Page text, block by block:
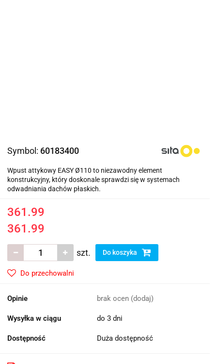
Symbol: 60183400
Wpust attykowy EASY Ø110 to niezawodny element
konstrukcyjny, który doskonale sprawdzi się w systemach
odwadniania dachów płaskich.
361.99
361.99
szt. Do koszyka
Do przechowalni
Opinie brak ocen (dodaj)
Wysyłka w ciągu do 3 dni
Dostępność Duża dostępność